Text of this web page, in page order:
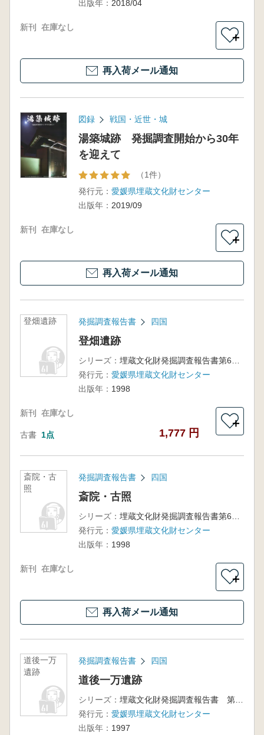
出版年： 2018/04
新刊 在庫なし
＋
再入荷メール通知
図録 戦国・近世・城
湯築城跡 発掘調査開始から30年
を迎えて
（1件）
発行元： 愛媛県埋蔵文化財センター
出版年： 2019/09
新刊 在庫なし
＋
再入荷メール通知
登畑遺跡 発掘調査報告書 四国
登畑遺跡
シリーズ：
発行元： 愛媛県埋蔵文化財センター
出版年： 1998
新刊 在庫なし
古書 1点 1,777 円
＋
斎院・古
照
発掘調査報告書 四国
斎院・古照
シリーズ：
発行元： 愛媛県埋蔵文化財センター
出版年： 1998
新刊 在庫なし
＋
再入荷メール通知
道後一万
遺跡
発掘調査報告書 四国
道後一万遺跡
シリーズ：
埋蔵文化財発掘調査報告書 第65集
発行元： 愛媛県埋蔵文化財センター
出版年： 1997